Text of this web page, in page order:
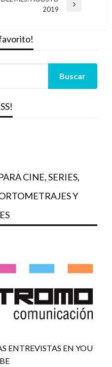
2019
CINE, SERIES,
Y
ENTREVISTAS EN YOU